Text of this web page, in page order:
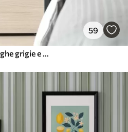
59
Combinazione di strisce larghe grigie e blu